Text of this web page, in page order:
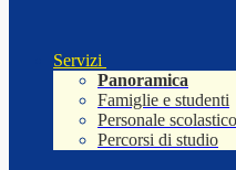
Servizi
Panoramica
Famiglie e studenti
Personale scolastico
Percorsi di studio